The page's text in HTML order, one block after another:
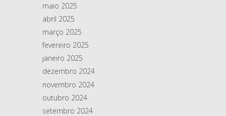
maio 2025
abril 2025
março 2025
fevereiro 2025
janeiro 2025
dezembro 2024
novembro 2024
outubro 2024
setembro 2024